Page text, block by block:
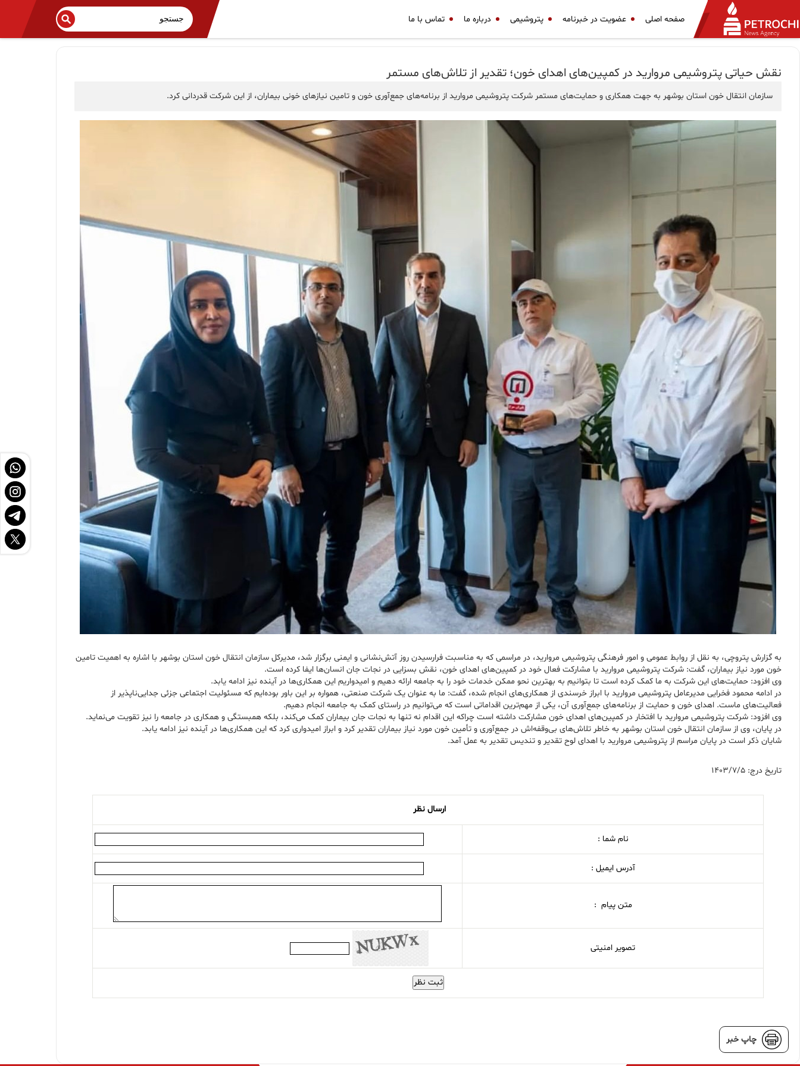
صفحه اصلی عضویت در خبرنامه پتروشیمی درباره ما تماس با ما
نقش حیاتی پتروشیمی مروارید در کمپین‌های اهدای خون؛ تقدیر از تلاش‌های مستمر
سازمان انتقال خون استان بوشهر به‌ جهت همکاری و حمایت‌های مستمر شرکت پتروشیمی مروارید از برنامه‌های جمع‌آوری خون و تامین نیازهای خونی بیماران، از این شرکت قدردانی کرد.
به گزارش پتروچی، به نقل از روابط عمومی و امور فرهنگی پتروشیمی مروارید، در مراسمی که به مناسبت فرارسیدن روز آتش‌نشانی و ایمنی برگزار شد، مدیرکل سازمان انتقال خون استان بوشهر با اشاره به اهمیت تامین
خون مورد نیاز بیماران، گفت: شرکت پتروشیمی مروارید با مشارکت فعال خود در کمپین‌های اهدای خون، نقش بسزایی در نجات جان انسان‌ها ایفا کرده است.
وی افزود: حمایت‌های این شرکت به ما کمک کرده است تا بتوانیم به بهترین نحو ممکن خدمات خود را به جامعه ارائه دهیم و امیدواریم این همکاری‌ها در آینده نیز ادامه یابد.
در ادامه محمود فخرایی مدیرعامل پتروشیمی مروارید با ابراز خرسندی از همکاری‌های انجام شده، گفت: ما به عنوان یک شرکت صنعتی، همواره بر این باور بوده‌ایم که مسئولیت اجتماعی جزئی جدایی‌ناپذیر از
فعالیت‌های ماست. اهدای خون و حمایت از برنامه‌های جمع‌آوری آن، یکی از مهم‌ترین اقداماتی است که می‌توانیم در راستای کمک به جامعه انجام دهیم.
وی افزود: شرکت پتروشیمی مروارید با افتخار در کمپین‌های اهدای خون مشارکت داشته است چراکه این اقدام نه تنها به نجات جان بیماران کمک می‌کند، بلکه همبستگی و همکاری در جامعه را نیز تقویت می‌نماید.
در پایان، وی از سازمان انتقال خون استان بوشهر به خاطر تلاش‌های بی‌وقفه‌اش در جمع‌آوری و تأمین خون مورد نیاز بیماران تقدیر کرد و ابراز امیدواری کرد که این همکاری‌ها در آینده نیز ادامه یابد.
شایان ذکر است در پایان مراسم از پتروشیمی مروارید با اهدای لوح تقدیر و تندیس تقدیر به عمل آمد.
تاریخ درج: 1403/7/5
ارسال نظر
نام شما :
آدرس ایمیل :
متن پیام :
تصویر امنیتی
ثبت نظر
چاپ خبر